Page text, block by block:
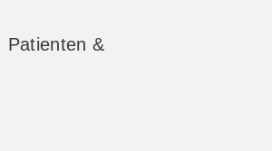
Patienten &